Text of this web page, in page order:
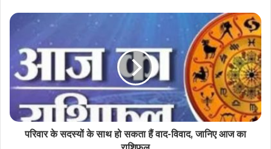
परिवार के सदस्यों के साथ हो सकता हैं वाद-विवाद, जानिए आज का